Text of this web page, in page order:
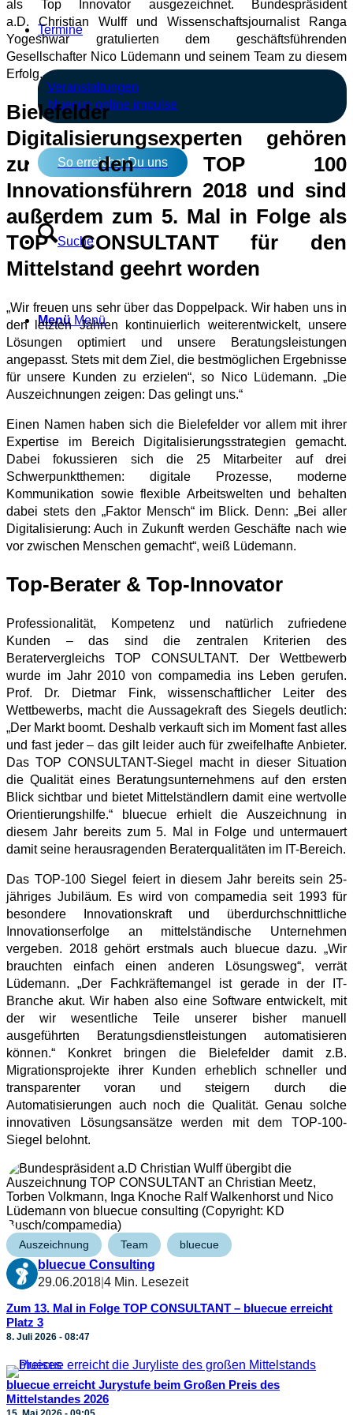
Termine
Veranstaltungen
bluecue online impulse
So erreichst Du uns
Suche
Menü Menü
als Top Innovator ausgezeichnet. Bundespräsident
a.D. Christian Wulff und Wissenschaftsjournalist Ranga
Yogeshwar gratulierten dem geschäftsführenden
Gesellschafter Nico Lüdemann und seinem Team zu diesem
Erfolg.
Bielefelder
Digitalisierungsexperten gehören
zu den TOP 100
Innovationsführern 2018 und sind
außerdem zum 5. Mal in Folge als
TOP CONSULTANT für den
Mittelstand geehrt worden
„Wir freuen uns sehr über das Doppelpack. Wir haben uns in
den letzten Jahren kontinuierlich weiterentwickelt, unsere
Lösungen optimiert und unsere Beratungsleistungen
angepasst. Stets mit dem Ziel, die bestmöglichen Ergebnisse
für unsere Kunden zu erzielen“, so Nico Lüdemann. „Die
Auszeichnungen zeigen: Das gelingt uns.“
Einen Namen haben sich die Bielefelder vor allem mit ihrer
Expertise im Bereich Digitalisierungsstrategien gemacht.
Dabei fokussieren sich die 25 Mitarbeiter auf drei
Schwerpunktthemen: digitale Prozesse, moderne
Kommunikation sowie flexible Arbeitswelten und behalten
dabei stets den „Faktor Mensch“ im Blick. Denn: „Bei aller
Digitalisierung: Auch in Zukunft werden Geschäfte nach wie
vor zwischen Menschen gemacht“, weiß Lüdemann.
Top-Berater & Top-Innovator
Professionalität, Kompetenz und natürlich zufriedene
Kunden – das sind die zentralen Kriterien des
Beratervergleichs TOP CONSULTANT. Der Wettbewerb
wurde im Jahr 2010 von compamedia ins Leben gerufen.
Prof. Dr. Dietmar Fink, wissenschaftlicher Leiter des
Wettbewerbs, macht die Aussagekraft des Siegels deutlich:
„Der Markt boomt. Deshalb verkauft sich im Moment fast alles
und fast jeder – das gilt leider auch für zweifelhafte Anbieter.
Das TOP CONSULTANT-Siegel macht in dieser Situation
die Qualität eines Beratungsunternehmens auf den ersten
Blick sichtbar und bietet Mittelständlern damit eine wertvolle
Orientierungshilfe.“ bluecue erhielt die Auszeichnung in
diesem Jahr bereits zum 5. Mal in Folge und untermauert
damit seine herausragenden Beraterqualitäten im IT-Bereich.
Das TOP-100 Siegel feiert in diesem Jahr bereits sein 25-
jähriges Jubiläum. Es wird von compamedia seit 1993 für
besondere Innovationskraft und überdurchschnittliche
Innovationserfolge an mittelständische Unternehmen
vergeben. 2018 gehört erstmals auch bluecue dazu. „Wir
brauchten einfach einen anderen Lösungsweg“, verrät
Lüdemann. „Der Fachkräftemangel ist gerade in der IT-
Branche akut. Wir haben also eine Software entwickelt, mit
der wir wesentliche Teile unserer bisher manuell
ausgeführten Beratungsdienstleistungen automatisieren
können.“ Konkret bringen die Bielefelder damit z.B.
Migrationsprojekte ihrer Kunden erheblich schneller und
transparenter voran und steigern durch die
Automatisierungen auch noch die Qualität. Genau solche
innovativen Lösungsansätze werden mit dem TOP-100-
Siegel belohnt.
Auszeichnung Team bluecue
bluecue Consulting
29.06.2018 4 Min. Lesezeit
Zum 13. Mal in Folge TOP CONSULTANT – bluecue erreicht
Platz 3
8. Juli 2026 - 08:47
bluecue erreicht Jurystufe beim Großen Preis des
Mittelstandes 2026